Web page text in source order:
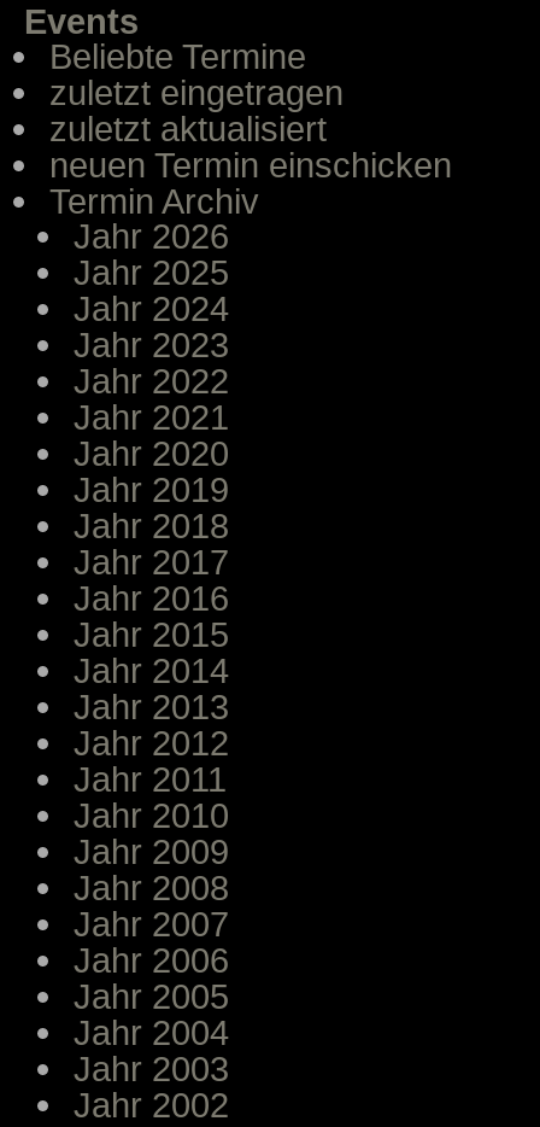
Events
Beliebte Termine
zuletzt eingetragen
zuletzt aktualisiert
neuen Termin einschicken
Termin Archiv
Jahr 2026
Jahr 2025
Jahr 2024
Jahr 2023
Jahr 2022
Jahr 2021
Jahr 2020
Jahr 2019
Jahr 2018
Jahr 2017
Jahr 2016
Jahr 2015
Jahr 2014
Jahr 2013
Jahr 2012
Jahr 2011
Jahr 2010
Jahr 2009
Jahr 2008
Jahr 2007
Jahr 2006
Jahr 2005
Jahr 2004
Jahr 2003
Jahr 2002